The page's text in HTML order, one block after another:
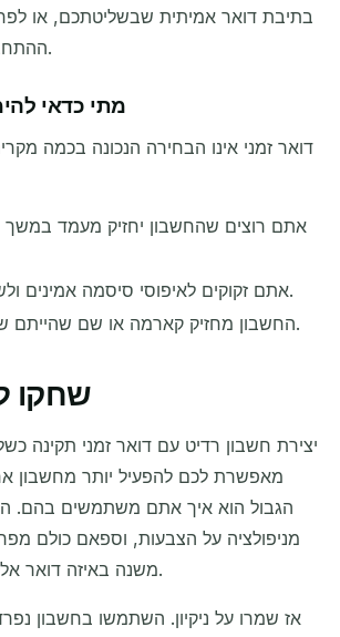
בתיבת דואר אמיתית שבשליטתכם, או
ההתחברות בזהירות רבה.
מתי כדאי
דואר זמני אינו הבחירה הנכונה בכמה
אתם רוצים שהחשבון יחזיק מעמד במשך
אתם זקוקים לאיפוסי סיסמה אמינים ולשחזור חשבון.
החשבון מחזיק קארמה או שם שהייתם שונאים לאבד.
שחקו
יצירת חשבון רדיט עם דואר זמני תקינה
מאפשרת לכם להפעיל יותר מחשבון
הגבול הוא איך אתם משתמשים בהם.
מניפולציה על הצבעות, וספאם כולם
משנה באיזה דואר אלקטרוני השתמשתם.
אז שמרו על ניקיון. השתמשו בחשבון